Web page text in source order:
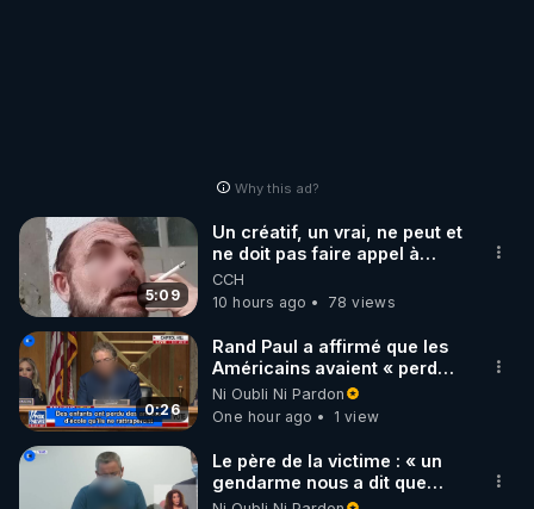
Why this ad?
5:09
Un créatif, un vrai, ne peut et
ne doit pas faire appel à
l'intelligence artificielle
CCH
10 hours ago
78 views
0:26
Rand Paul a affirmé que les
Américains avaient « perdu
la liberté » de décider pour
leur corps
Ni Oubli Ni Pardon
One hour ago
1 view
Le père de la victime : « un
gendarme nous a dit que
c'était une libération